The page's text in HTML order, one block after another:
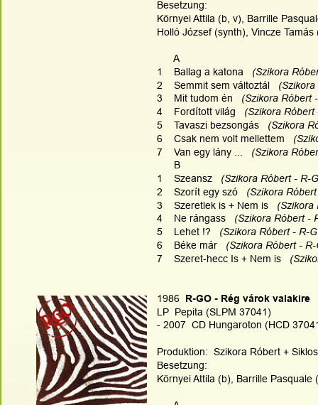
Besetzung:
Környei Attila (b, v), Barrille
Holló József (synth), Vincze
      A
1    Ballag a katona
(Szikora
2    Semmit sem változtál
3    Mit tudom én
(Szikora Róbert
4    Fordított világ
(Szikora Róbert
5    Tavaszi bezsongás
(Szikora
6    Csak nem volt mellettem
7    Van egy lány ...
(Szikora
      B
1    Szeansz
(Szikora Róbert - R-
2    Szorít egy szó
(Szikora
3    Szeretlek is + Nem is
(Szikora
4    Ne rángass
(Szikora Róbert -
5    Lehet !?
(Szikora Róbert - R-
6    Béke már
(Szikora Róbert -
7    Szeret-hecc Is + Nem is
1986
  R-GO - Rég várok valakire
LP  Pepita (SLPM 37041)
- 2007  CD Hungaroton (HCD
Produktion:  Szikora Róbert +
Besetzung:
Környei Attila (b), Barrille